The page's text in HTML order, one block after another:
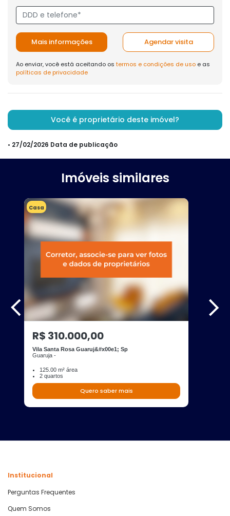
Mais informações Agendar visita
Ao enviar, você está aceitando os termos e condições de uso e as
políticas de privacidade
Você é proprietário deste imóvel?
• 27/02/2026 Data de publicação
Imóveis similares
Casa
R$ 310.000,00
Vila Santa Rosa Guaruj&#x00e1; Sp
Guaruja -
125.00 m² área
2 quartos
Quero saber mais
Institucional
Perguntas Frequentes
Quem Somos